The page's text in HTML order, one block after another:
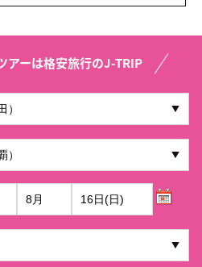
アーは格安旅行のJ-TRIP